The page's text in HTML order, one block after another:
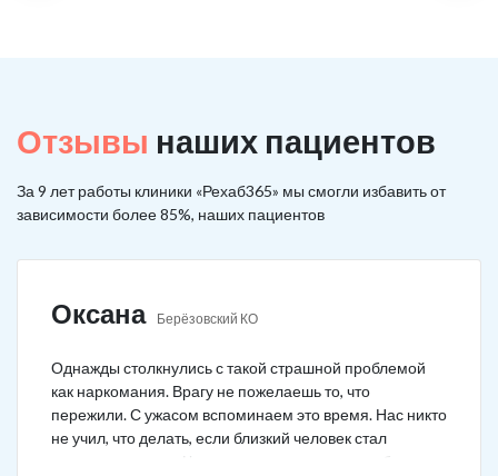
Отзывы наших пациентов
За 9 лет работы клиники «Рехаб365» мы смогли избавить от
зависимости более 85%, наших пациентов
Оксана Берёзовский КО
Однажды столкнулись с такой страшной проблемой
как наркомания. Врагу не пожелаешь то, что
пережили. С ужасом вспоминаем это время. Нас никто
не учил, что делать, если близкий человек стал
наркозависимым. Честно говоря, надежды не было,